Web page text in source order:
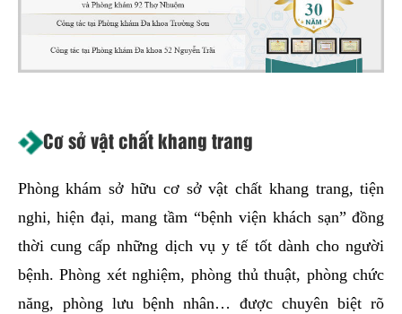
Cơ sở vật chất khang trang
Phòng khám sở hữu cơ sở vật chất khang trang, tiện
nghi, hiện đại, mang tầm “bệnh viện khách sạn” đồng
thời cung cấp những dịch vụ y tế tốt dành cho người
bệnh. Phòng xét nghiệm, phòng thủ thuật, phòng chức
năng, phòng lưu bệnh nhân… được chuyên biệt rõ